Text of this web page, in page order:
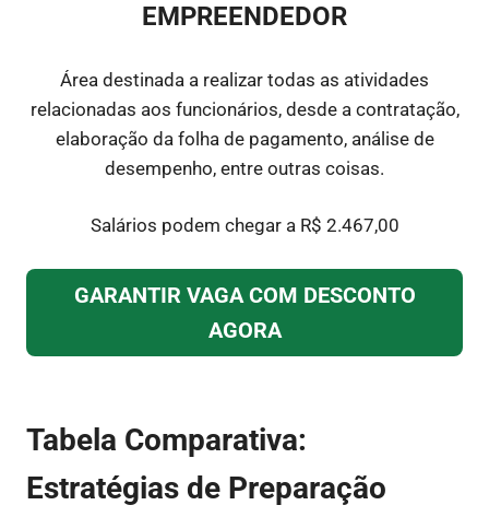
EMPREENDEDOR
Área destinada a realizar todas as atividades
relacionadas aos funcionários, desde a contratação,
elaboração da folha de pagamento, análise de
desempenho, entre outras coisas.
Salários podem chegar a R$ 2.467,00
GARANTIR VAGA COM DESCONTO
AGORA
Tabela Comparativa:
Estratégias de Preparação